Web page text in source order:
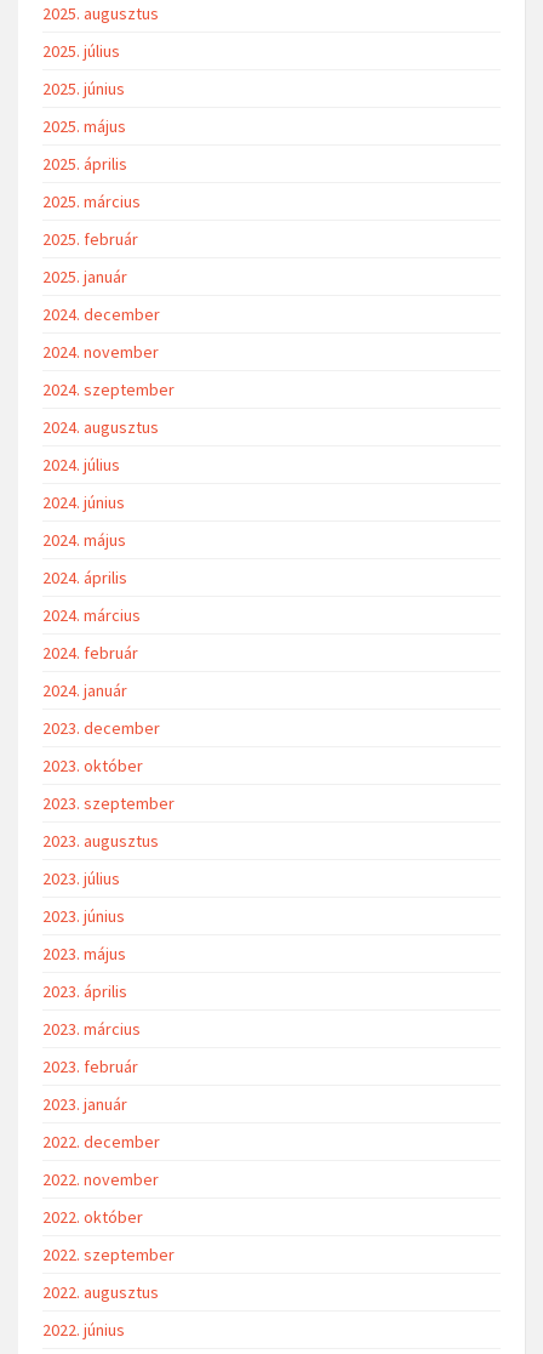
2025. augusztus
2025. július
2025. június
2025. május
2025. április
2025. március
2025. február
2025. január
2024. december
2024. november
2024. szeptember
2024. augusztus
2024. július
2024. június
2024. május
2024. április
2024. március
2024. február
2024. január
2023. december
2023. október
2023. szeptember
2023. augusztus
2023. július
2023. június
2023. május
2023. április
2023. március
2023. február
2023. január
2022. december
2022. november
2022. október
2022. szeptember
2022. augusztus
2022. június